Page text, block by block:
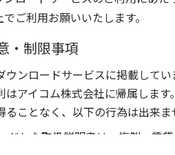
ご利用お願いいたします。
・制限事項
ウンロードサービスに掲載して
はアイコム株式会社に帰属しま
ることなく、以下の行為は出来ま
ドした取扱説明書は、複製、賃